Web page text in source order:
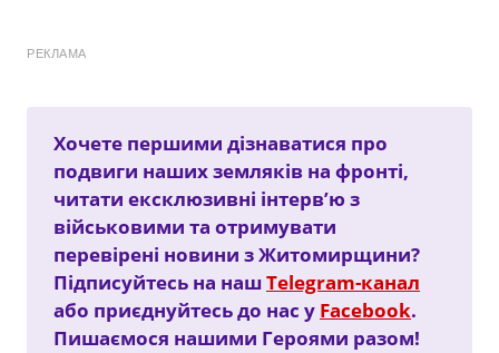
РЕКЛАМА
Хочете першими дізнаватися про
подвиги наших земляків на фронті,
читати ексклюзивні інтерв’ю з
військовими та отримувати
перевірені новини з Житомирщини?
Підписуйтесь на нашTelegram-канал
або приєднуйтесь до нас у Facebook.
Пишаємося нашими Героями разом!